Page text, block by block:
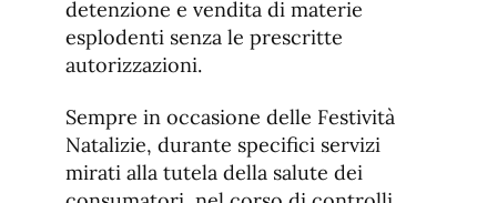
detenzione e vendita di materie
esplodenti senza le prescritte
autorizzazioni.
Sempre in occasione delle Festività
Natalizie, durante specifici servizi
mirati alla tutela della salute dei